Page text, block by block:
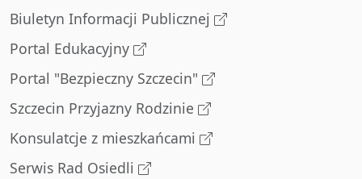
Biuletyn Informacji Publicznej
Portal Edukacyjny
Portal "Bezpieczny Szczecin"
Szczecin Przyjazny Rodzinie
Konsulatcje z mieszkańcami
Serwis Rad Osiedli